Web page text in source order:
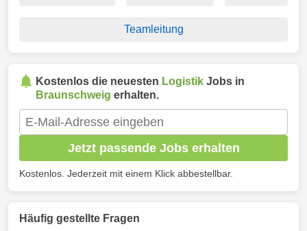
Teamleitung
Kostenlos die neuesten Logistik Jobs in
Braunschweig erhalten.
Jetzt passende Jobs erhalten
Kostenlos. Jederzeit mit einem Klick abbestellbar.
Häufig gestellte Fragen